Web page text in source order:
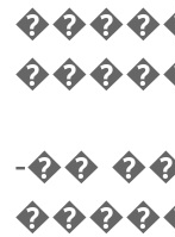
-��